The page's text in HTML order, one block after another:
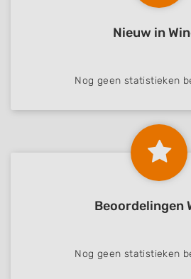
Nieuw in
Nog geen statistieken
Beoordelingen
Nog geen statistieken